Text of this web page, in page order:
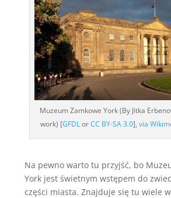
Muzeum Zamkowe York (By Jitka
work) [GFDLorCC BY-SA 3.0], via
Na pewno warto tu przyjść, bo
York jest świetnym wstępem do
części miasta. Znajduje się tu wiele